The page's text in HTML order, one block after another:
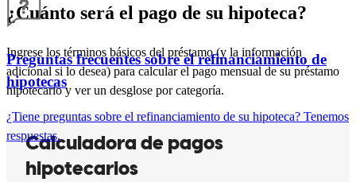
Preguntas frecuentes sobre el refinanciamiento de
hipotecas
¿Tiene preguntas sobre el refinanciamiento de su hipoteca? Tenemos
respuestas.
¿Cuánto será el pago de su hipoteca?
Ingrese los términos básicos del préstamo (y la información
adicional si lo desea) para calcular el pago mensual de su préstamo
hipotecario y ver un desglose por categoría.